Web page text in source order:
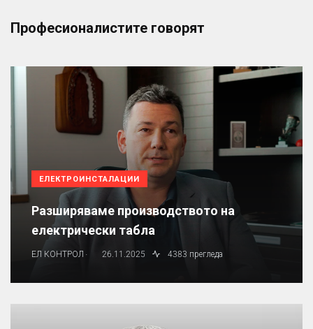
Професионалистите говорят
ЕЛЕКТРОИНСТАЛАЦИИ
Разширяваме производството на
електрически табла
ЕЛ КОНТРОЛ . 26.11.2025 4383 прегледа